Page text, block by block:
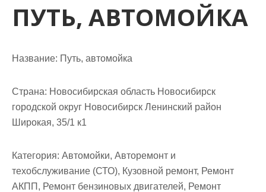
ПУТЬ, АВТОМОЙКА
Название: Путь, автомойка
Страна: Новосибирская область Новосибирск
городской округ Новосибирск Ленинский район
Широкая, 35/1 к1
Категория: Автомойки, Авторемонт и
техобслуживание (СТО), Кузовной ремонт, Ремонт
АКПП, Ремонт бензиновых двигателей, Ремонт